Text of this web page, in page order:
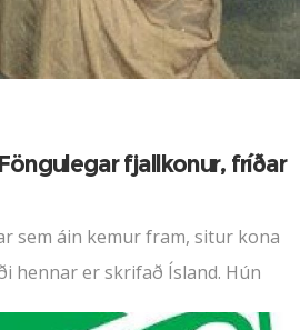
fjallkonur, fríðar
sem áin kemur fram, situr kona
hennar er skrifað Ísland. Hún
þrönga, undir stuttan